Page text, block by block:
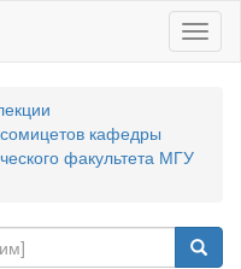
кафедры
факультета МГУ